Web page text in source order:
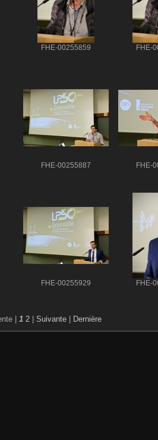
FHE-00255859 FHE-
FHE-00255887 FHE-
FHE-00255929 FHE-
| 1 2 Suivante Dernière